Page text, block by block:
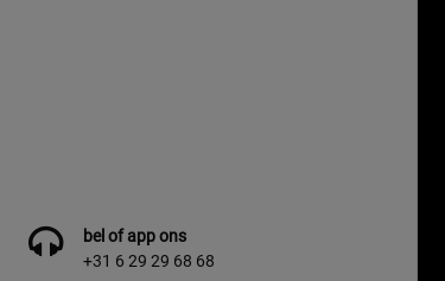
bel of app ons
+31 6 29 29 68 68